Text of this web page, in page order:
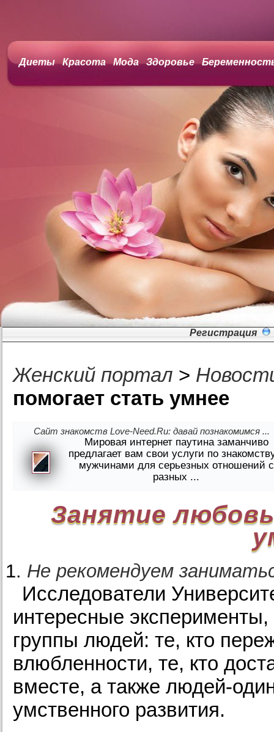
Диеты Красота Мода Здоровье
Регистрация
Женский портал >
помогает стать умнее
Сайт знакомств Love-Need.Ru: давай познакомимся ...
Мировая интернет паутина заманчиво
предлагает вам свои услуги по
мужчинами для серьезных отношений с
разных ...
Занятие
Не рекомендуем
Исследователи
интересные
группы людей: те, кто
влюбленности, те, кто
вместе, а также людей-
умственного развития.